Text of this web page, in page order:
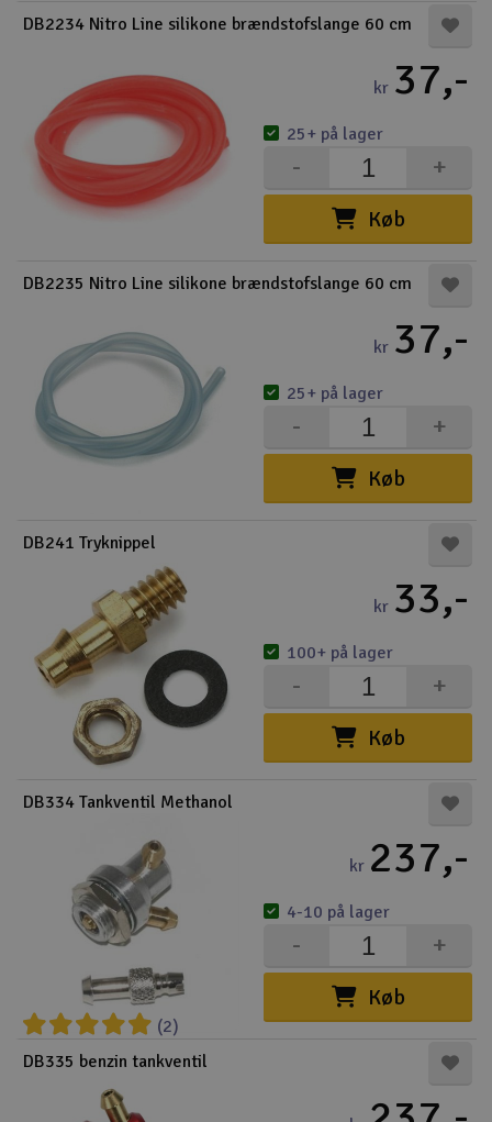
DB2234 Nitro Line silikone brændstofslange 60 cm
kr 37,-
Køb
+
-
25+ på lager
DB2235 Nitro Line silikone brændstofslange 60 cm
kr 37,-
Køb
+
-
25+ på lager
DB241 Tryknippel
kr 33,-
Køb
+
-
100+ på lager
DB334 Tankventil Methanol
(2)
kr 237,-
Køb
+
-
4-10 på lager
DB335 benzin tankventil